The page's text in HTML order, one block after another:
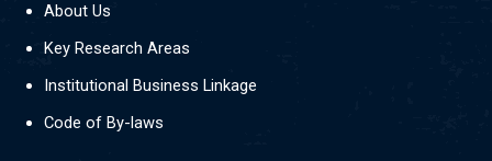
About Us
Key Research Areas
Institutional Business Linkage
Code of By-laws